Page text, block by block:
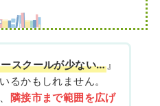
スクールが少ない…』
るかもしれません。
隣接市まで範囲を広げ